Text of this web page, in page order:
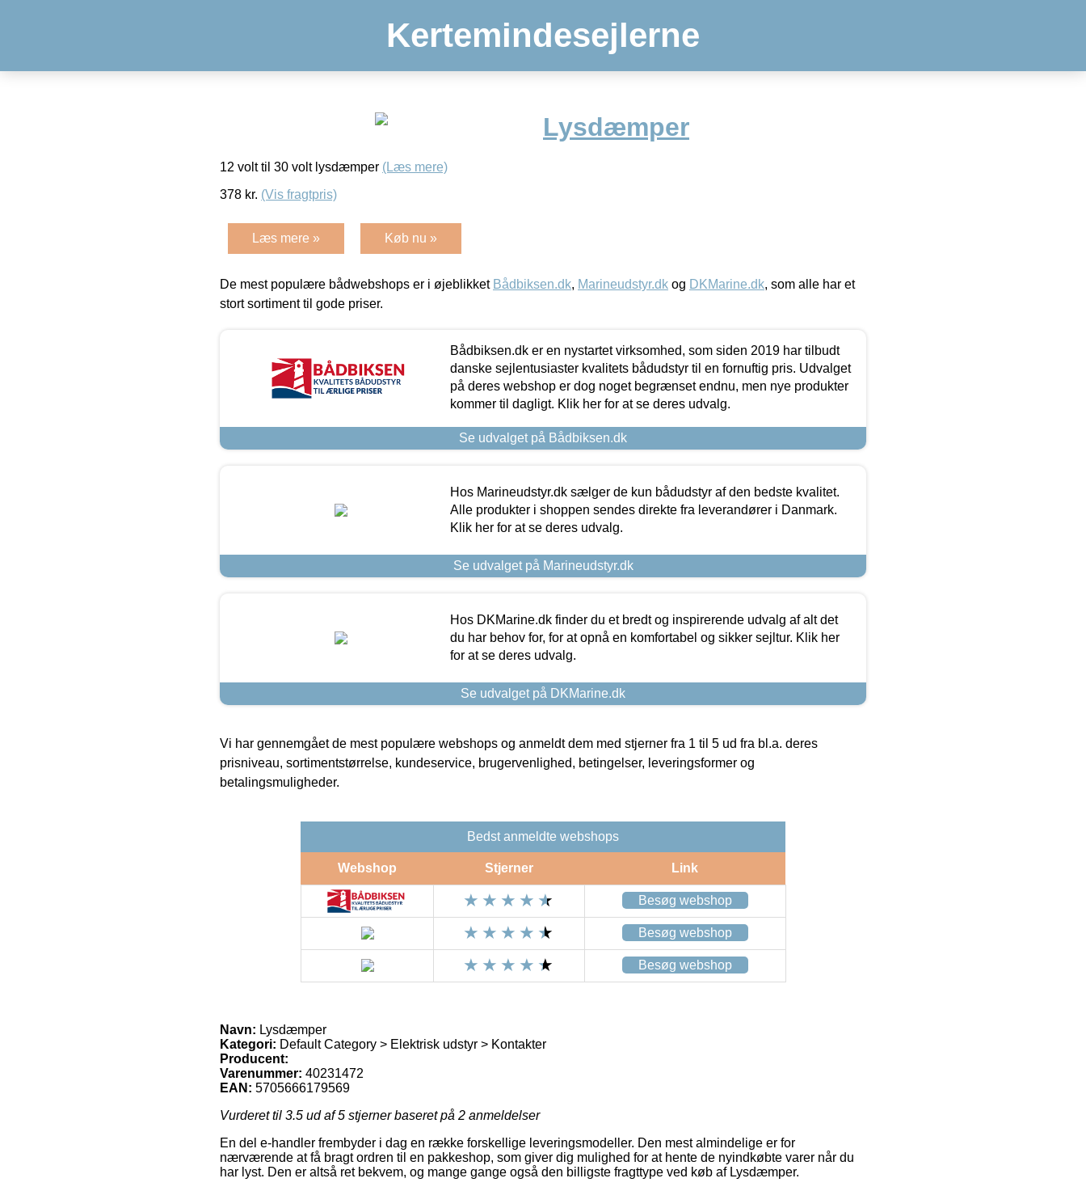
Kertemindesejlerne
Lysdæmper
12 volt til 30 volt lysdæmper (Læs mere)
378 kr. (Vis fragtpris)
Læs mere » Køb nu »
De mest populære bådwebshops er i øjeblikket Bådbiksen.dk, Marineudstyr.dk og DKMarine.dk, som alle har et
stort sortiment til gode priser.
Bådbiksen.dk er en nystartet virksomhed, som siden 2019 har tilbudt
danske sejlentusiaster kvalitets bådudstyr til en fornuftig pris. Udvalget
på deres webshop er dog noget begrænset endnu, men nye produkter
kommer til dagligt. Klik her for at se deres udvalg.
Se udvalget på Bådbiksen.dk
Hos Marineudstyr.dk sælger de kun bådudstyr af den bedste kvalitet.
Alle produkter i shoppen sendes direkte fra leverandører i Danmark.
Klik her for at se deres udvalg.
Se udvalget på Marineudstyr.dk
Hos DKMarine.dk finder du et bredt og inspirerende udvalg af alt det
du har behov for, for at opnå en komfortabel og sikker sejltur. Klik her
for at se deres udvalg.
Se udvalget på DKMarine.dk
Vi har gennemgået de mest populære webshops og anmeldt dem med stjerner fra 1 til 5 ud fra bl.a. deres
prisniveau, sortimentstørrelse, kundeservice, brugervenlighed, betingelser, leveringsformer og
betalingsmuligheder.
Bedst anmeldte webshops
Webshop Stjerner Link
Besøg webshop
Besøg webshop
Besøg webshop
Navn: Lysdæmper
Kategori: Default Category > Elektrisk udstyr > Kontakter
Producent:
Varenummer: 40231472
EAN: 5705666179569
Vurderet til 3.5 ud af 5 stjerner baseret på 2 anmeldelser
En del e-handler frembyder i dag en række forskellige leveringsmodeller. Den mest almindelige er for
nærværende at få bragt ordren til en pakkeshop, som giver dig mulighed for at hente de nyindkøbte varer når du
har lyst. Den er altså ret bekvem, og mange gange også den billigste fragttype ved køb af Lysdæmper.